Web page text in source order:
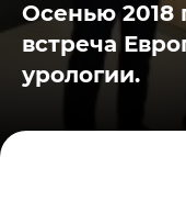
Осенью 2018
встреча
урологии.